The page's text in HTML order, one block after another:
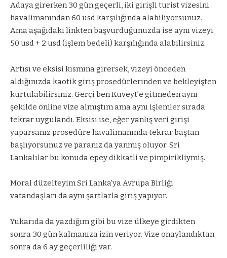
Adaya girerken 30 gün geçerli, iki girişli turist vizesini
havalimanından 60 usd karşılığında alabiliyorsunuz.
Ama aşağıdaki linkten başvurduğunuzda ise aynı vizeyi
50 usd + 2 usd (işlem bedeli) karşılığında alabilirsiniz.
Artısı ve eksisi kısmına girersek, vizeyi önceden
aldığınızda kaotik giriş prosedürlerinden ve bekleyişten
kurtulabilirsiniz. Gerçi ben Kuveyt’e gitmeden aynı
şekilde online vize almıştım ama aynı işlemler sırada
tekrar uygulandı. Eksisi ise, eğer yanlış veri girişi
yaparsanız prosedüre havalimanında tekrar baştan
başlıyorsunuz ve paranız da yanmış oluyor. Sri
Lankalılar bu konuda epey dikkatli ve pimpirikliymiş.
Moral düzelteyim Sri Lanka’ya Avrupa Birliği
vatandaşları da aynı şartlarla giriş yapıyor.
Yukarıda da yazdığım gibi bu vize ülkeye girdikten
sonra 30 gün kalmanıza izin veriyor. Vize onaylandıktan
sonra da 6 ay geçerliliği var.